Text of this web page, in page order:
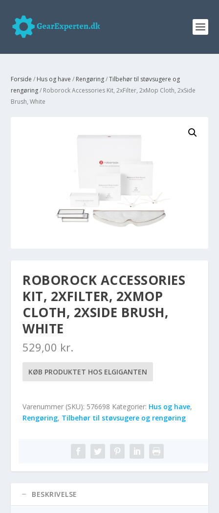
Forside / Hus og have / Rengøring/Tilbehør til støvsugere og
rengøring/ Roborock Accessories Kit, 2xFilter, 2xMop Cloth, 2xSide
Brush, White
ROBOROCK ACCESSORIES
KIT, 2XFILTER, 2XMOP
CLOTH, 2XSIDE BRUSH,
WHITE
529,00 kr.
KØB PRODUKTET HOS ELGIGANTEN
Varenummer (SKU): 576698 Kategorier: Hus og have,
Rengøring, Tilbehør til støvsugere og rengøring
BESKRIVELSE